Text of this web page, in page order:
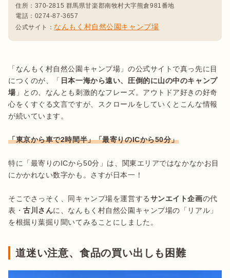
住所：370-2815 群馬県甘楽郡南牧村大字熊倉981番地
電話：0274-87-3657
公式サイト： なんもく村自然公園キャンプ場
「なんもく村自然公園キャンプ場」の公式サイトで真っ先に目
につくのが、「 日本一海から遠い、圧倒的に山の中のキャンプ
場 」との、なんとも刺激的なフレーズ。アウトドア好きの好奇
心をくすぐる文言ですが、スクロールをしていくとこんな情報
が続いています。
「東京から車で2時間半」「最寄りのICから50分」
特に「最寄りのICから50分」は、関東エリアではなかなかお目
にかかれない数字かも。さすが日本一！
そこでさっそく、同キャンプ場を運営するサンエイト企画の代
表・古川さんに、なんもく村自然公園キャンプ場の「リアル」
を根掘り葉掘り聞いてみることにしました。
道迷い注意、食品の買い出しも困難